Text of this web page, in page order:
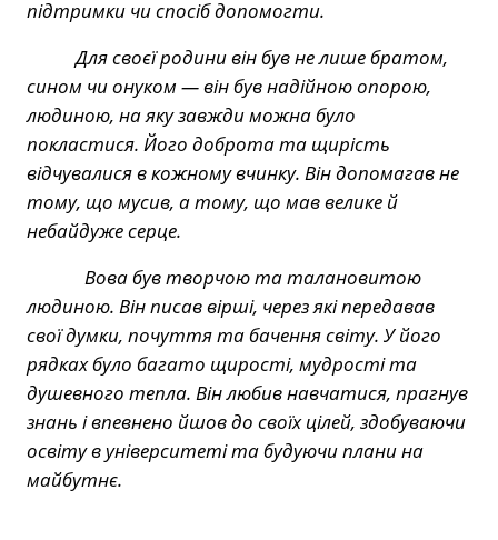
підтримки чи спосіб допомогти.
Для своєї родини він був не лише братом,
сином чи онуком — він був надійною опорою,
людиною, на яку завжди можна було
покластися. Його доброта та щирість
відчувалися в кожному вчинку. Він допомагав не
тому, що мусив, а тому, що мав велике й
небайдуже серце.
Вова був творчою та талановитою
людиною. Він писав вірші, через які передавав
свої думки, почуття та бачення світу. У його
рядках було багато щирості, мудрості та
душевного тепла. Він любив навчатися, прагнув
знань і впевнено йшов до своїх цілей, здобуваючи
освіту в університеті та будуючи плани на
майбутнє.